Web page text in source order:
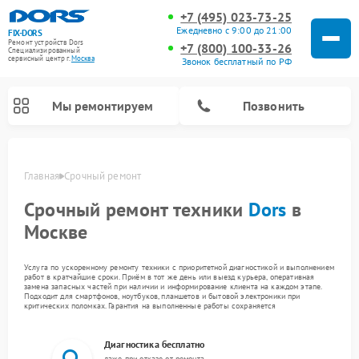
FIX-DORS
Ремонт устройств Dors
Специализированный
cервисный центр г.Москва
+7 (495) 023-73-25
Ежедневно с 9:00 до 21:00
+7 (800) 100-33-26
Звонок бесплатный по РФ
Мы ремонтируем Позвонить
Главная Срочный ремонт
Срочный ремонт техники Dors в
Москве
Услуга по ускоренному ремонту техники с приоритетной диагностикой и выполнением
работ в кратчайшие сроки. Приём в тот же день или выезд курьера, оперативная
замена запасных частей при наличии и информирование клиента на каждом этапе.
Подходит для смартфонов, ноутбуков, планшетов и бытовой электроники при
критических поломках. Гарантия на выполненные работы сохраняется
Диагностика бесплатно